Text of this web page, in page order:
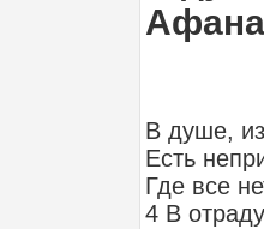
В душе,
Есть
Где все
4 В